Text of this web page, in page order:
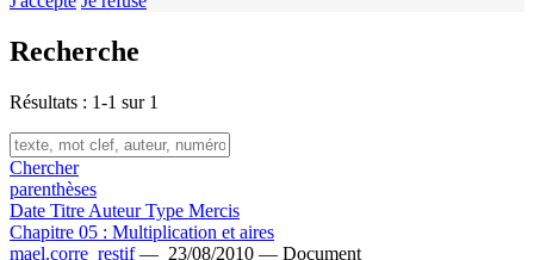
Recherche
Résultats : 1-1 sur 1
Chercher
parenthèses
Date Titre AuteurType Mercis
Chapitre 05 : Multiplication et aires
mael.corre_restif — 23/08/2010 — Document